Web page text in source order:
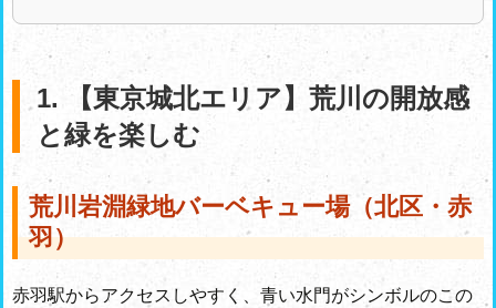
1. 【東京城北エリア】荒川の開放感
と緑を楽しむ
荒川岩淵緑地バーベキュー場（北区・赤
羽）
赤羽駅からアクセスしやすく、青い水門がシンボルのこの